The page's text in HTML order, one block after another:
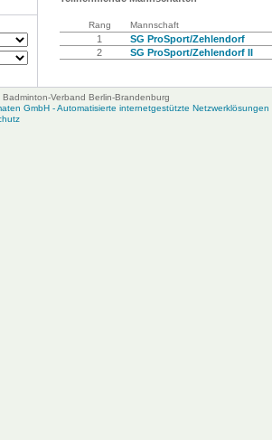
Rang Mannschaft
1
SG ProSport/Zehlendorf
2
SG ProSport/Zehlendorf II
Verband Berlin-Brandenburg
GmbH - Automatisierte internetgestützte Netzwerklösungen